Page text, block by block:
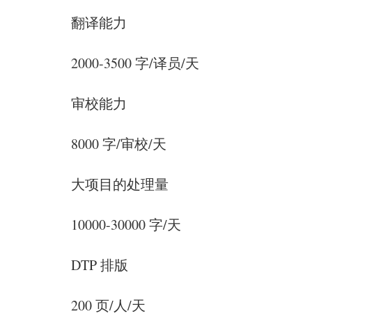
翻译能力
2000-3500 字/译员/天
审校能力
8000 字/审校/天
大项目的处理量
10000-30000 字/天
DTP 排版
200 页/人/天